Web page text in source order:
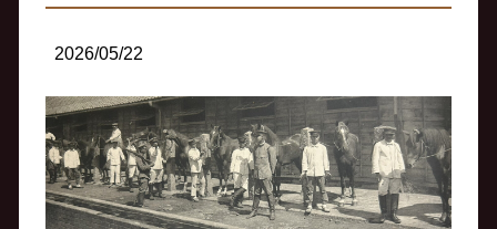
2026/05/22